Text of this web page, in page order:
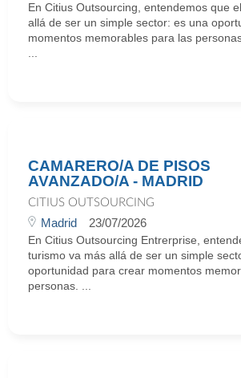
En Citius Outsourcing, entendemos que
allá de ser un simple sector: es una
momentos memorables para las
CAMARERO/A DE PISOS
AVANZADO/A - MADRID
CITIUS OUTSOURCING
Madrid 23/07/2026
En Citius Outsourcing Entrerprise,
turismo va más allá de ser un simple
oportunidad para crear momentos
personas. ...